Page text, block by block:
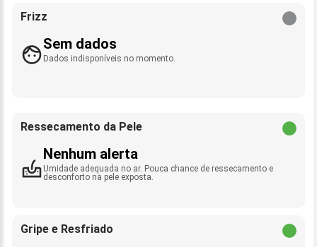
Frizz
Sem dados
Dados indisponíveis no momento.
Ressecamento da Pele
Nenhum alerta
Umidade adequada no ar. Pouca chance de ressecamento e
desconforto na pele exposta.
Gripe e Resfriado